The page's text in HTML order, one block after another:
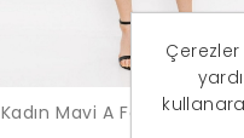
Kadın Mavi A Form Desenli